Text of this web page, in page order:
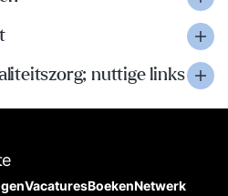
nuttige links
VacaturesBoekenNetwerk